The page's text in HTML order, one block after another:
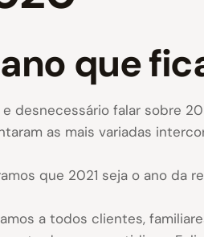
que
desnecessário falar sobre
as mais variadas
que 2021 seja o ano da
a todos clientes,